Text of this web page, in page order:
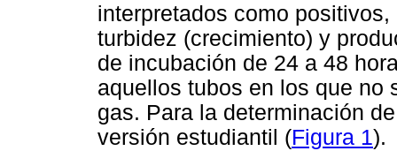
interpretados como
turbidez (crecimiento) y
de incubación de 24 a 48
aquellos tubos en los que no
gas. Para la determinación
versión estudiantil (Figura 1).